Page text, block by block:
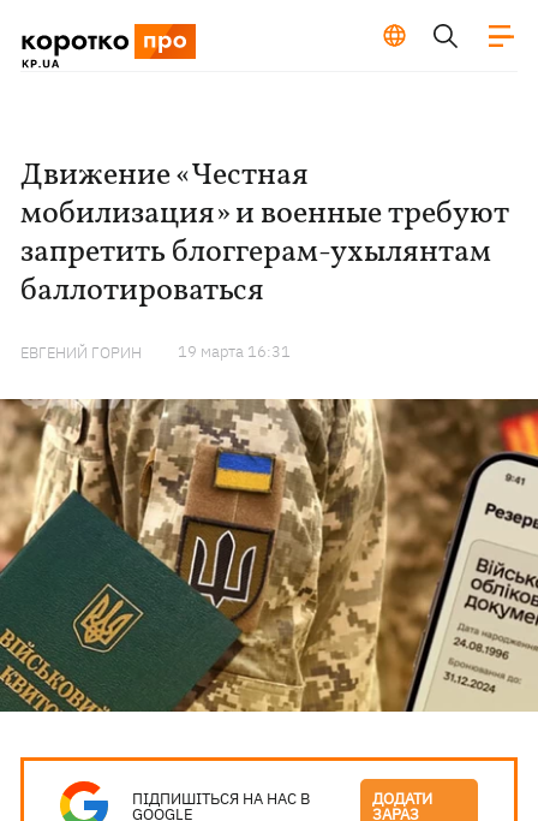
Движение «Честная
мобилизация» и военные требуют
запретить блоггерам-ухылянтам
баллотироваться
ЕВГЕНИЙ ГОРИН 19 марта 16:31
ПІДПИШІТЬСЯ НА НАС В
GOOGLE
ДОДАТИ
ЗАРАЗ